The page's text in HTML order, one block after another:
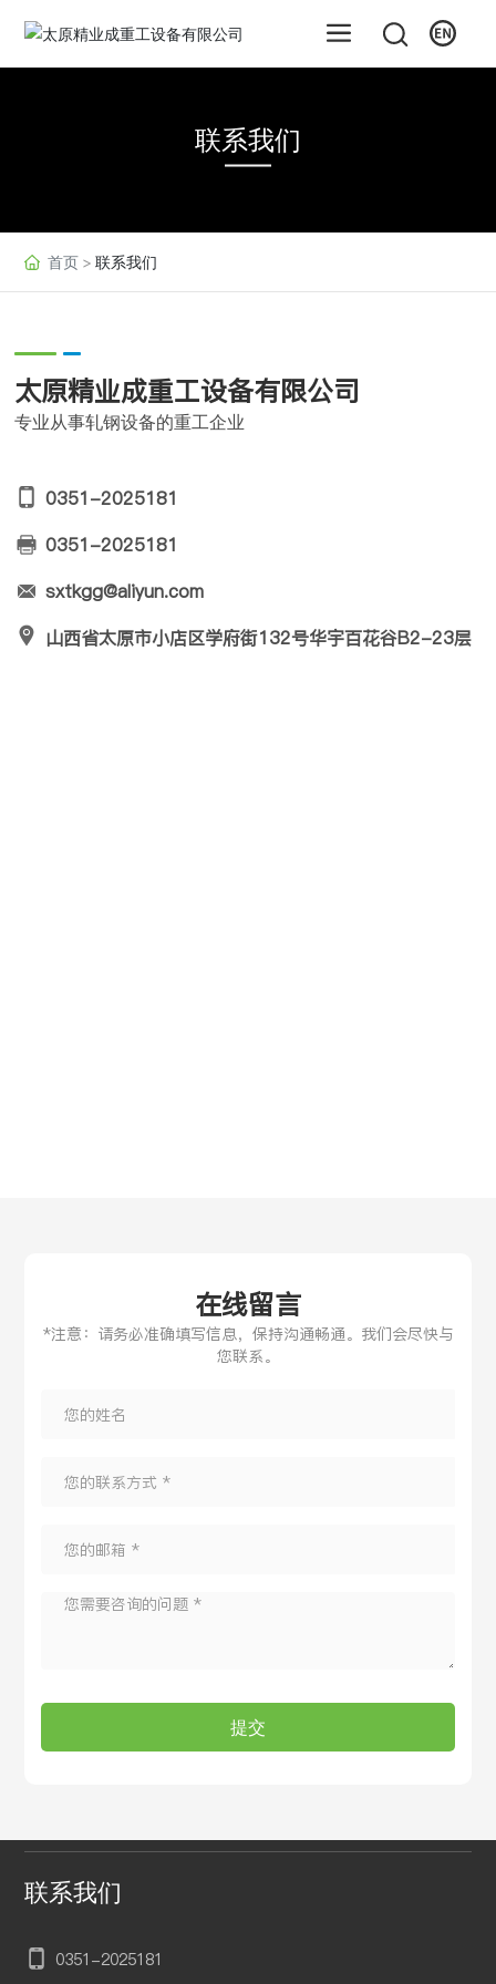
联系我们
首页 联系我们
太原精业成重工设备有限公司
专业从事轧钢设备的重工企业
0351-2025181
0351-2025181
sxtkgg@aliyun.com
山西省太原市小店区学府街132号华宇百花谷B2-23层
在线留言
*注意：请务必准确填写信息，保持沟通畅通。我们会尽快与
您联系。
提交
联系我们
0351-2025181